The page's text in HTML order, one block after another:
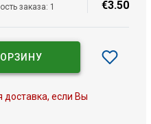
заказа: 1
€3.50
доставка, если Вы